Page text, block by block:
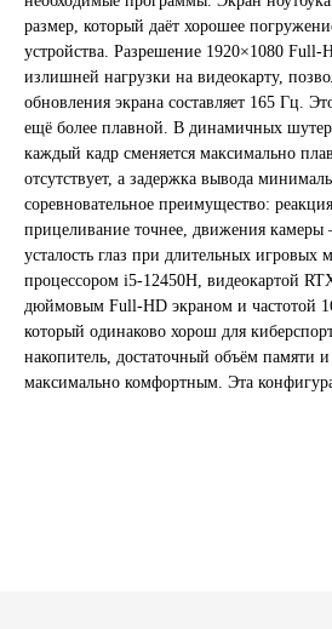
размер, который даёт хорошее
устройства. Разрешение 1920×1080 Full-
излишней нагрузки на видеокарту,
обновления экрана составляет 165 Гц.
ещё более плавной. В динамичных
каждый кадр сменяется максимально
отсутствует, а задержка вывода
соревновательное преимущество:
прицеливание точнее, движения камеры
усталость глаз при длительных
процессором i5-12450H, видеокартой
дюймовым Full-HD экраном и частотой
который одинаково хорош для
накопитель, достаточный объём памяти
максимально комфортным. Эта